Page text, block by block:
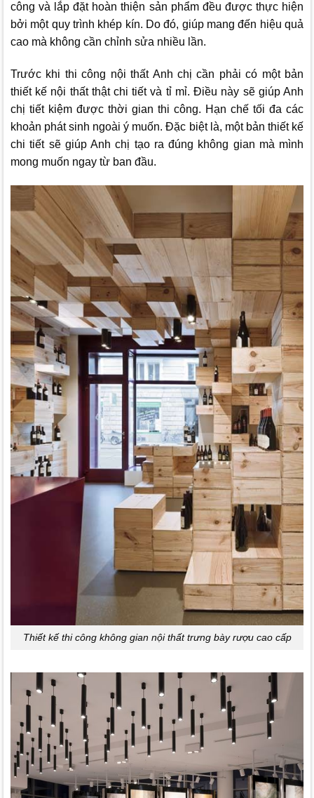
công và lắp đặt hoàn thiện sản phẩm đều được thực hiện
bởi một quy trình khép kín. Do đó, giúp mang đến hiệu quả
cao mà không cần chỉnh sửa nhiều lần.
Trước khi thi công nội thất Anh chị cần phải có một bản
thiết kế nội thất thật chi tiết và tỉ mỉ. Điều này sẽ giúp Anh
chị tiết kiệm được thời gian thi công. Hạn chế tối đa các
khoản phát sinh ngoài ý muốn. Đặc biệt là, một bản thiết kế
chi tiết sẽ giúp Anh chị tạo ra đúng không gian mà mình
mong muốn ngay từ ban đầu.
Thiết kế thi công không gian nội thất trưng bày rượu cao cấp